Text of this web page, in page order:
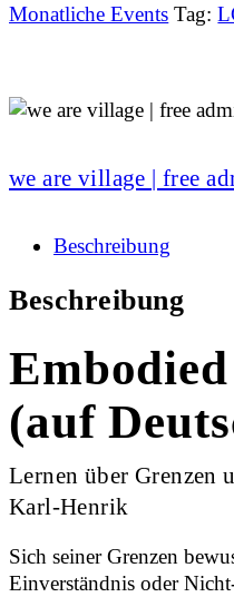
Monatliche Events Tag:
we are village | free
Beschreibung
Beschreibung
(auf
Lernen über
Karl-Henrik
Sich seiner Grenzen
Einverständnis oder